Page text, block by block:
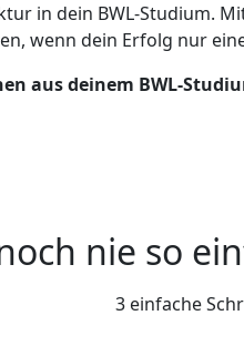
in dein BWL-Studium.
wenn dein Erfolg nur
aus deinem BWL-
nie so
3 einfache